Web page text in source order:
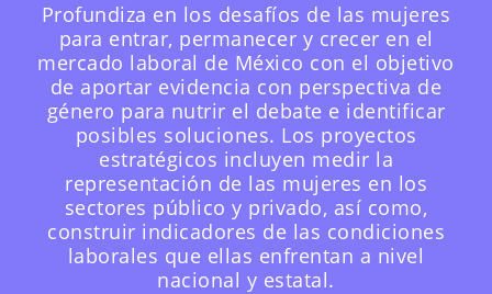
Profundiza en los desafíos de las mujeres
para entrar, permanecer y crecer en el
mercado laboral de México con el objetivo
de aportar evidencia con perspectiva de
género para nutrir el debate e identificar
posibles soluciones. Los proyectos
estratégicos incluyen medir la
representación de las mujeres en los
sectores público y privado, así como,
construir indicadores de las condiciones
laborales que ellas enfrentan a nivel
nacional y estatal.